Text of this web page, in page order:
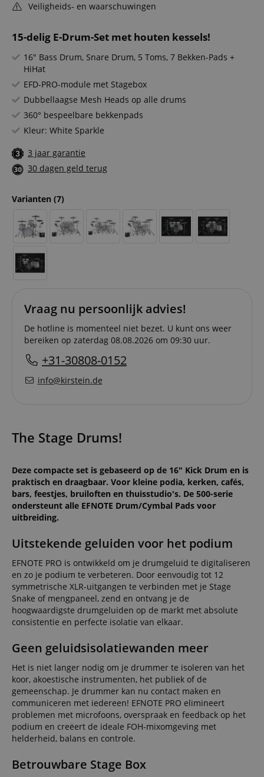
15-delig E-Drum-Set met houten kessels!
16" Bass Drum, Snare Drum, 5 Toms, 7 Bekken-Pads +
HiHat
EFD-PRO-module met Stagebox
Dubbellaagse Mesh Heads op alle drums
360° bespeelbare bekkenpads
Kleur: White Sparkle
3 jaar garantie
30 dagen geld terug
Varianten (7)
Veiligheids- en waarschuwingen
Vraag nu persoonlijk advies!
De hotline is momenteel niet bezet. U kunt ons weer
bereiken op zaterdag 08.08.2026 om 09:30 uur.
+31-30808-0152
info@kirstein.de
The Stage Drums!
Deze compacte set is gebaseerd op de 16" Kick Drum en is
praktisch en draagbaar. Voor kleine podia, kerken, cafés,
bars, feestjes, bruiloften en thuisstudio's. De 500-serie
ondersteunt alle EFNOTE Drum/Cymbal Pads voor
uitbreiding.
Uitstekende geluiden voor het podium
EFNOTE PRO is ontwikkeld om je drumgeluid te digitaliseren
en zo je podium te verbeteren. Door eenvoudig tot 12
symmetrische XLR-uitgangen te verbinden met je Stage
Snake of mengpaneel, zend en ontvang je de
hoogwaardigste drumgeluiden op de markt met absolute
consistentie en perfecte isolatie van elkaar.
Geen geluidsisolatiewanden meer
Het is niet langer nodig om je drummer te isoleren van het
koor, akoestische instrumenten, het publiek of de
gemeenschap. Je drummer kan nu contact maken en
communiceren met iedereen! EFNOTE PRO elimineert
problemen met microfoons, overspraak en feedback op het
podium en creëert de ideale FOH-mixomgeving met
helderheid, balans en controle.
Betrouwbare Stage Box